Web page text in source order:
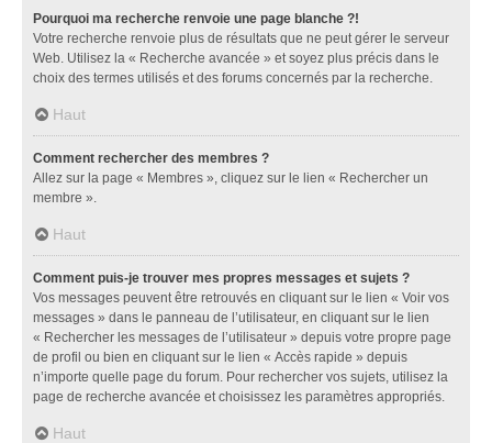
Pourquoi ma recherche renvoie une page blanche ?!
Votre recherche renvoie plus de résultats que ne peut gérer le serveur
Web. Utilisez la « Recherche avancée » et soyez plus précis dans le
choix des termes utilisés et des forums concernés par la recherche.
Haut
Comment rechercher des membres ?
Allez sur la page « Membres », cliquez sur le lien « Rechercher un
membre ».
Haut
Comment puis-je trouver mes propres messages et sujets ?
Vos messages peuvent être retrouvés en cliquant sur le lien « Voir vos
messages » dans le panneau de l’utilisateur, en cliquant sur le lien
« Rechercher les messages de l’utilisateur » depuis votre propre page
de profil ou bien en cliquant sur le lien « Accès rapide » depuis
n’importe quelle page du forum. Pour rechercher vos sujets, utilisez la
page de recherche avancée et choisissez les paramètres appropriés.
Haut